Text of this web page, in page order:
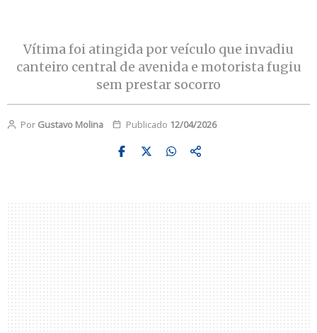
Vítima foi atingida por veículo que invadiu
canteiro central de avenida e motorista fugiu
sem prestar socorro
Por Gustavo Molina Publicado 12/04/2026